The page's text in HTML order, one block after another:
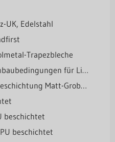
UK, Edelstahl
Trapezbleche
Lagerung- und Einbaubedingungen für Lichtplatten
35 µm Polyester-Beschichtung Matt-Grobkörnig
beschichtet
beschichtet